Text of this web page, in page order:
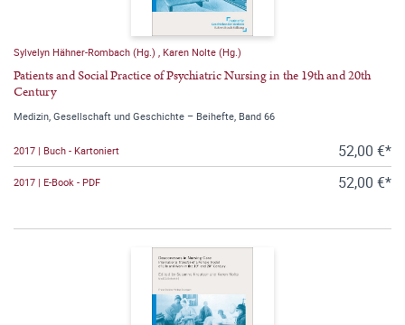
Sylvelyn Hähner-Rombach (Hg.) Karen Nolte (Hg.)
Patients and Social Practice of Psychiatric Nursing in the 19th and 20th
Century
Medizin, Gesellschaft und Geschichte – Beihefte, Band 66
2017 | Buch - Kartoniert 52,00 €*
2017 | E-Book - PDF 52,00 €*